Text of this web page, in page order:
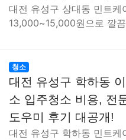
대전 유성구 상대동 민트
13,000~15,000원으로 깔
청소
대전 유성구 학하동
소 입주청소 비용, 전
도우미 후기 대공개!
대전 유성구 학하동 민트케